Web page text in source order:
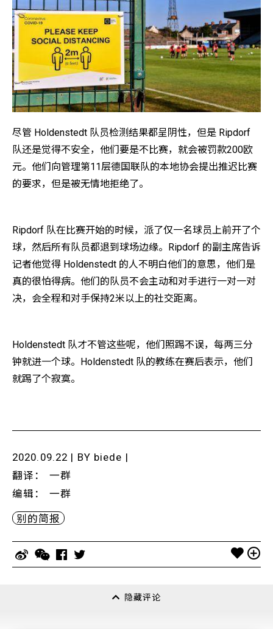
尽管 Holdenstedt 队员检测结果都呈阴性，但是 Ripdorf
队还是觉得不安全，他们要是不比赛，就会被罚款200欧
元。他们向管理第11层德国联队的本地协会提出推迟比赛
的要求，但是被无情地拒绝了。
Ripdorf 队在比赛开始的时候，派了仅一名球员上前开了个
球，然后所有队员都退到球场边缘。Ripdorf 的副主席告诉
记者他觉得 Holdenstedt 的人不明白他们的意思，他们是
真的很怕得病。他们的队员不会主动和对手进行一对一对
决，会全程和对手保持2米以上的社交距离。
Holdenstedt 队才不管这些呢，他们照踢不误，每两三分
钟就进一个球。Holdenstedt 队的教练在赛后表示，他们
就踢了个寂寞。
2020.09.22 | BY biede |
翻译 ：
一群
编辑 ： 一群
别的简报
隐藏评论